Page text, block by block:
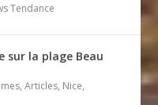
Tendance
sur la plage Beau
,Articles, Nice,